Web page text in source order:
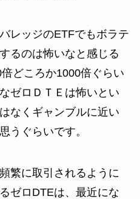
レッジのETFでもボラテ
るのは怖いなと感じる
どころか1000倍ぐらい
ゼロＤＴＥは怖いとい
なくギャンブルに近い
うぐらいです。
繁に取引されるように
ゼロDTEは、最近にな